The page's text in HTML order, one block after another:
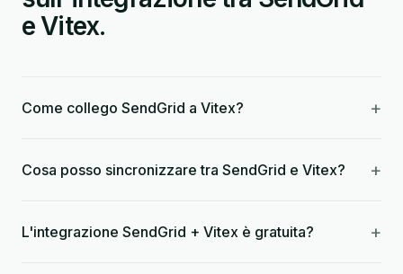
e Vitex.
Come collego SendGrid a Vitex? +
Cosa posso sincronizzare tra SendGrid e Vitex? +
L'integrazione SendGrid + Vitex è gratuita? +